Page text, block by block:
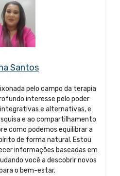
Santos
pelo campo da terapia
interesse pelo poder
e alternativas, e
e ao compartilhamento
como podemos equilibrar a
de forma natural. Estou
informações baseadas em
você a descobrir novos
o bem-estar.